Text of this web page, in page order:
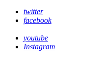
twitter
facebook
youtube
Instagram